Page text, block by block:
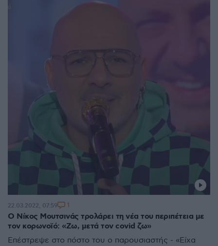
Ο Νίκος Μουτσινάς τρολάρει τη νέα του περιπέτεια με
τον κορωνοϊό: «Ζω, μετά τον covid ζω»
Επέστρεψε στο πόστο του ο παρουσιαστής - «Είχα
22.03.2022, 07:59 1